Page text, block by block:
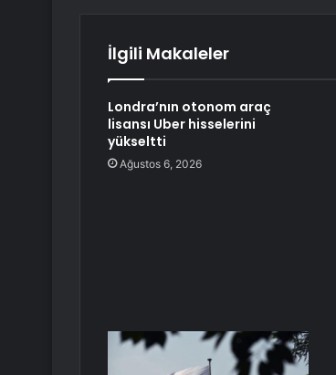
İlgili Makaleler
Londra’nın otonom araç
lisansı Uber hisselerini
yükseltti
Ağustos 6, 2026